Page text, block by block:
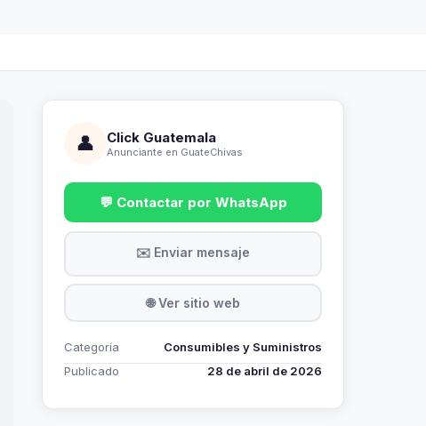
👤 Click Guatemala
Anunciante en GuateChivas
💬 Contactar por WhatsApp
✉️ Enviar mensaje
🌐 Ver sitio web
Categoría
Consumibles y Suministros
Publicado
28 de abril de 2026